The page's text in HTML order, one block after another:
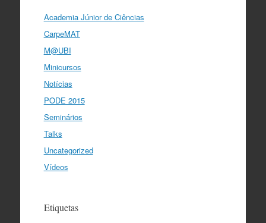
Academia Júnior de Ciências
CarpeMAT
M@UBI
Minicursos
Notícias
PODE 2015
Seminários
Talks
Uncategorized
Vídeos
Etiquetas